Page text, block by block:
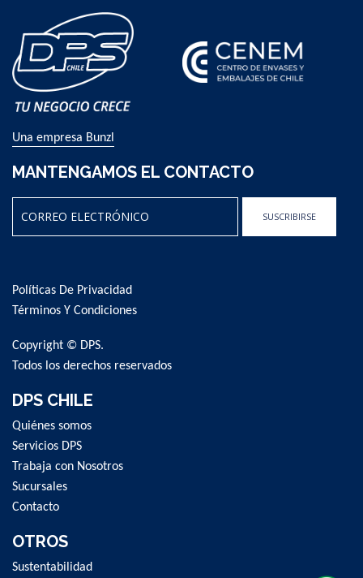
Una empresa Bunzl
MANTENGAMOS EL CONTACTO
Our
Newsletter:
SUSCRIBIRSE
Políticas De Privacidad
Términos Y Condiciones
Copyright © DPS.
Todos los derechos reservados
DPS CHILE
Quiénes somos
Servicios DPS
Trabaja con Nosotros
Sucursales
Contacto
OTROS
Sustentabilidad